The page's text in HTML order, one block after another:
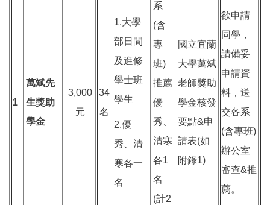
1
萬斌先
生獎助
學金
3,000
元
34
名
1.大學
部日間
及進修
學士班
學生
2.優
秀、清
寒各一
名
系
(含
專
班)
推薦
優
秀、
清寒
各1
名
(計2
國立宜蘭
大學萬斌
老師獎助
學金核發
要點&申
請表(如
附錄1)
欲申請
同學，
請備妥
申請資
料，送
交各系
(含專班)
辦公室
審查&推
薦。